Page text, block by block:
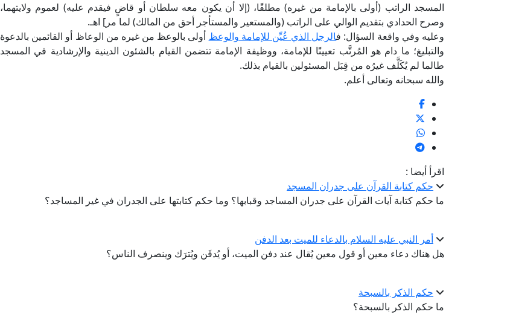
المسجد الراتب (أولى بالإمامة من غيره) مطلقًا، (إلا أن يكون معه سلطان أو قاضٍ فيقدم عليه) لعموم ولايتهما،
وصرح الحدادي بتقديم الوالي على الراتب (والمستعير والمستأجر أحق من المالك) لما مر] اهـ.
وعليه وفي واقعة السؤال: فالرجل الذي عُيِّن للإمامة والوعظ أولى بالوعظ من غيره من الوعاظ أو القائمين بالدعوة
والتبليغ؛ ما دام هو المُرتَّب تعيينًا للإمامة، ووظيفة الإمامة تتضمن القيام بالشئون الدينية والإرشادية في المسجد
طالما لم يُكَلَّف غيرُه من قِبَل المسئولين بالقيام بذلك.
والله سبحانه وتعالى أعلم.
اقرأ أيضا :
حكم كتابة القرآن على جدران المسجد
ما حكم كتابة آيات القرآن على جدران المساجد وقبابها؟ وما حكم كتابتها على الجدران في غير المساجد؟
أمر النبي عليه السلام بالدعاء للميت بعد الدفن
هل هناك دعاء معين أو قول معين يُقال عند دفن الميت، أو يُدفَن ويُترَك وينصرف الناس؟
حكم الذكر بالسبحة
ما حكم الذكر بالسبحة؟